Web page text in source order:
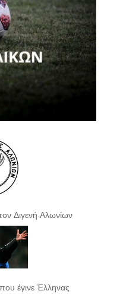
Διγενή Αλωνίων
έγινε Έλληνας